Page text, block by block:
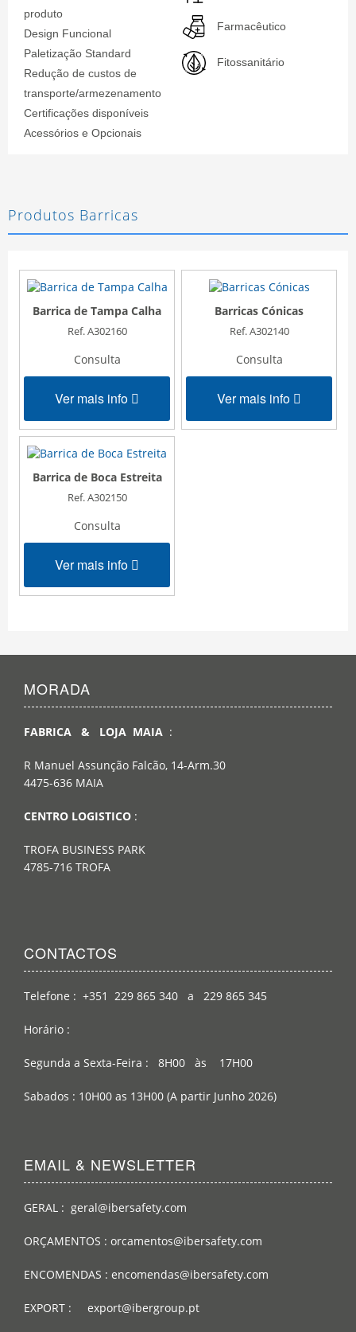
produto
Design Funcional
Paletização Standard
Redução de custos de
transporte/armezenamento
Certificações disponíveis
Acessórios e Opcionais
Farmacêutico
Fitossanitário
Produtos Barricas
Barrica de Tampa Calha
Ref. A302160
Consulta
Ver mais info
Barricas Cónicas
Ref. A302140
Consulta
Ver mais info
Barrica de Boca Estreita
Ref. A302150
Consulta
Ver mais info
MORADA
FABRICA & LOJA MAIA :
R Manuel Assunção Falcão, 14-Arm.30
4475-636 MAIA
CENTRO LOGISTICO :
TROFA BUSINESS PARK
4785-716 TROFA
CONTACTOS
Telefone : +351 229 865 340 a 229 865 345
Horário :
Segunda a Sexta-Feira : 8H00 às 17H00
Sabados : 10H00 as 13H00 (A partir Junho 2026)
EMAIL & NEWSLETTER
GERAL : geral@ibersafety.com
ORÇAMENTOS : orcamentos@ibersafety.com
ENCOMENDAS : encomendas@ibersafety.com
EXPORT : export@ibergroup.pt